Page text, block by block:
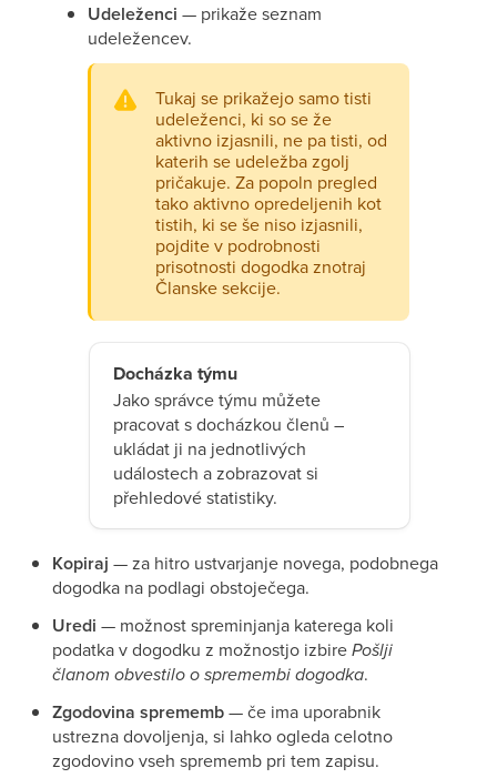
Udeleženci — prikaže seznam
udeležencev.
Tukaj se prikažejo samo tisti
udeleženci, ki so se že
aktivno izjasnili, ne pa tisti, od
katerih se udeležba zgolj
pričakuje. Za popoln pregled
tako aktivno opredeljenih kot
tistih, ki se še niso izjasnili,
pojdite v podrobnosti
prisotnosti dogodka znotraj
Članske sekcije.
Docházka týmu
Jako správce týmu můžete
pracovat s docházkou členů –
ukládat ji na jednotlivých
událostech a zobrazovat si
přehledové statistiky.
Kopiraj — za hitro ustvarjanje novega, podobnega
dogodka na podlagi obstoječega.
Uredi — možnost spreminjanja katerega koli
podatka v dogodku z možnostjo izbirePošlji
članom obvestilo o spremembi dogodka.
Zgodovina sprememb— če ima uporabnik
ustrezna dovoljenja, si lahko ogleda celotno
zgodovino vseh sprememb pri tem zapisu.